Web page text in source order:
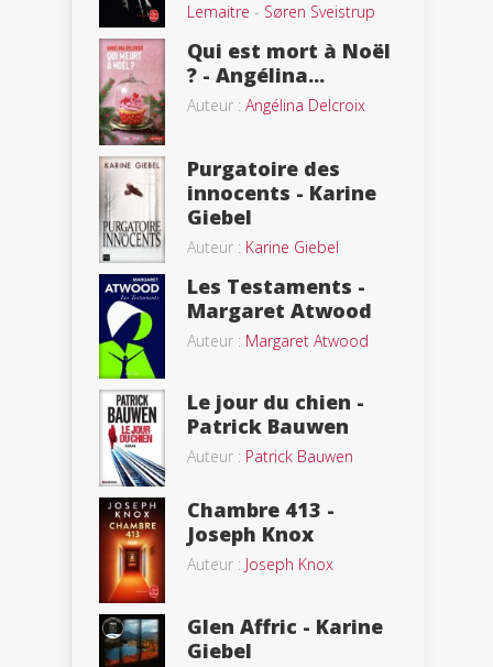
Lemaitre - Søren Sveistrup
Qui est mort à Noël
? - Angélina...
Auteur : Angélina Delcroix
Purgatoire des
innocents - Karine
Giebel
Auteur : Karine Giebel
Les Testaments -
Margaret Atwood
Auteur : Margaret Atwood
Le jour du chien -
Patrick Bauwen
Auteur : Patrick Bauwen
Chambre 413 -
Joseph Knox
Auteur : Joseph Knox
Glen Affric - Karine
Giebel